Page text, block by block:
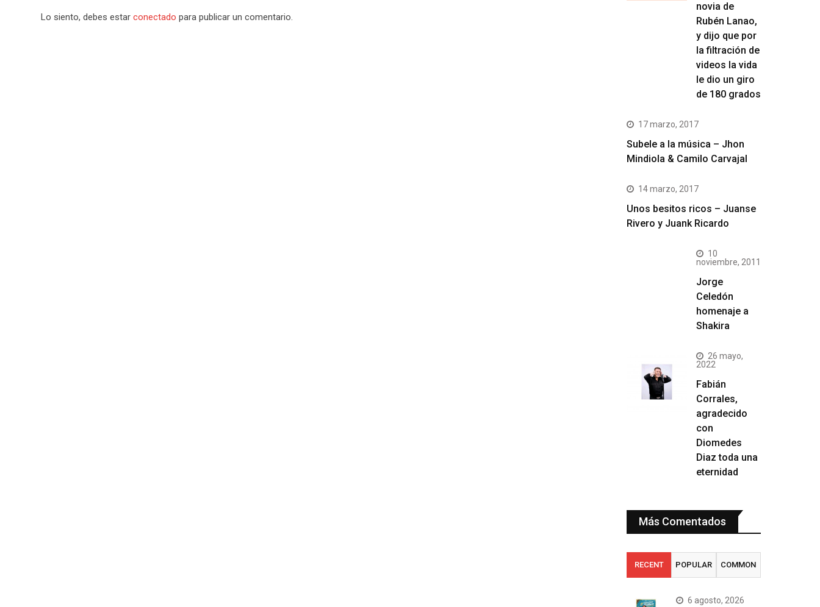
Lo siento, debes estar conectado para publicar un comentario.
novia de
Rubén Lanao,
y dijo que por
la filtración de
videos la vida
le dio un giro
de 180 grados
17 marzo, 2017
Subele a la música – Jhon
Mindiola & Camilo Carvajal
14 marzo, 2017
Unos besitos ricos – Juanse
Rivero y Juank Ricardo
10
noviembre, 2011
Jorge
Celedón
homenaje a
Shakira
26 mayo,
2022
Fabián
Corrales,
agradecido
con
Diomedes
Diaz toda una
eternidad
Más Comentados
RECENT POPULAR COMMON
6 agosto, 2026